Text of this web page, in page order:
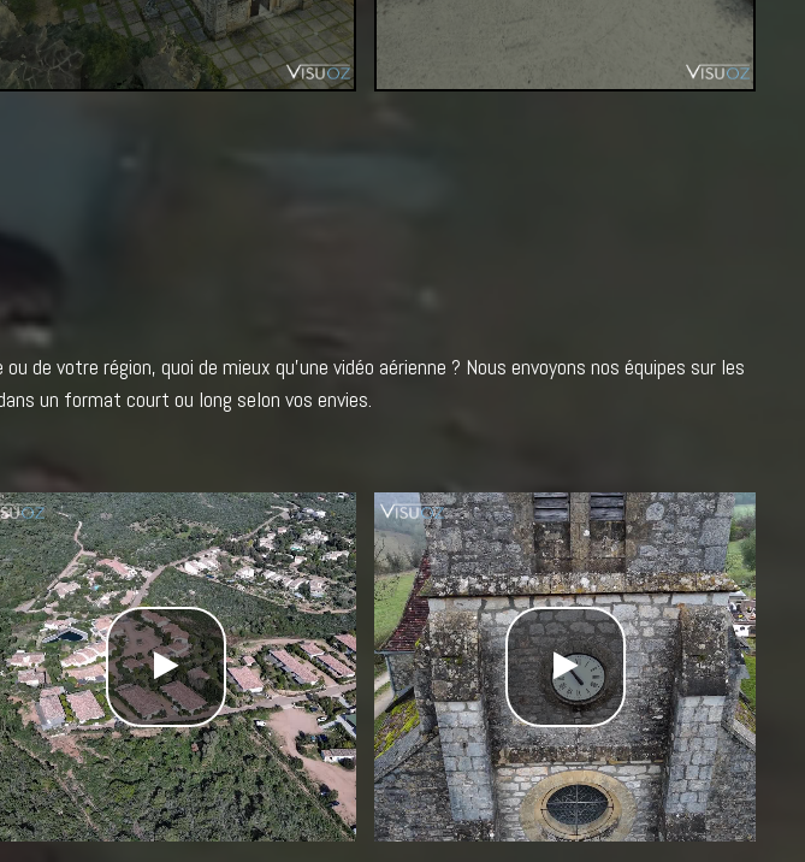
de votre région, quoi de mieux qu'une vidéo aérienne ? Nous envoyons nos équipes sur les
un format court ou long selon vos envies.